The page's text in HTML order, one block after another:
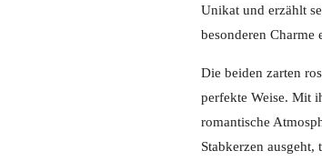
Unikat und erzählt
besonderen Charme
Die beiden zarten
perfekte Weise. Mit
romantische
Stabkerzen